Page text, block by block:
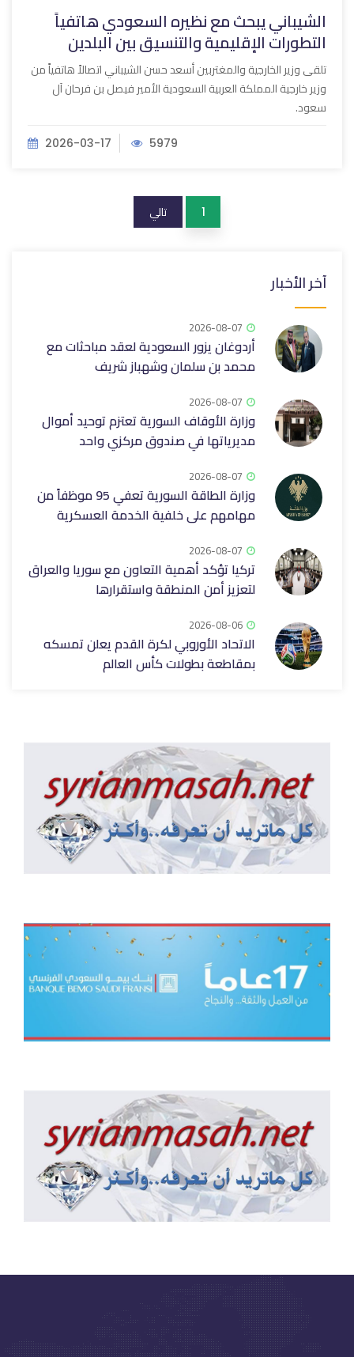
الشيباني يبحث مع نظيره السعودي هاتفياً
التطورات الإقليمية والتنسيق بين البلدين
تلقى وزير الخارجية والمغتربين أسعد حسن الشيباني اتصالاً هاتفياً من
وزير خارجية المملكة العربية السعودية الأمير فيصل بن فرحان آل
سعود.
2026-03-17 5979
1 تالي
آخر الأخبار
2026-08-07
أردوغان يزور السعودية لعقد مباحثات مع
محمد بن سلمان وشهباز شريف
2026-08-07
وزارة الأوقاف السورية تعتزم توحيد أموال
مديرياتها في صندوق مركزي واحد
2026-08-07
وزارة الطاقة السورية تعفي 95 موظفاً من
مهامهم على خلفية الخدمة العسكرية
2026-08-07
تركيا تؤكد أهمية التعاون مع سوريا والعراق
لتعزيز أمن المنطقة واستقرارها
2026-08-06
الاتحاد الأوروبي لكرة القدم يعلن تمسكه
بمقاطعة بطولات كأس العالم